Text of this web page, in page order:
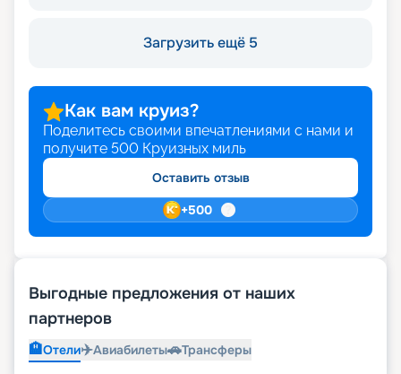
Загрузить ещё 5
Как вам круиз?
Поделитесь своими впечатлениями с нами и
получите 500 Круизных миль
Оставить отзыв
+500
Выгодные предложения от наших
партнеров
🏨Отели✈️Авиабилеты🚗Трансферы